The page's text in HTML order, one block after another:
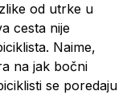
od utrke u
cesta nije
Naime,
na jak bočni
se poredaju